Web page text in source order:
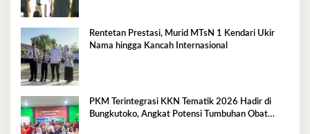
Rentetan Prestasi, Murid MTsN 1 Kendari Ukir
Nama hingga Kancah Internasional
PKM Terintegrasi KKN Tematik 2026 Hadir di
Bungkutoko, Angkat Potensi Tumbuhan Obat